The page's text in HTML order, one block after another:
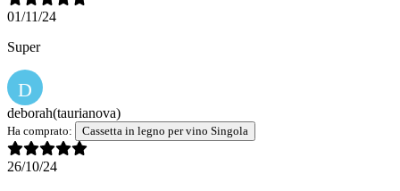
01/11/24
Super
D
deborah(taurianova)
Ha comprato: Cassetta in legno per vino Singola
26/10/24